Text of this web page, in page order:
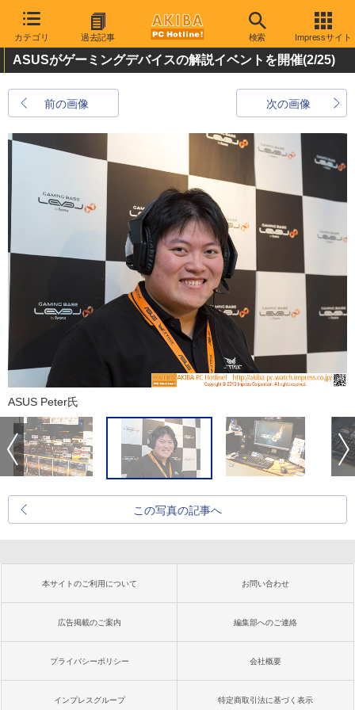
カテゴリ 過去記事 検索 Impressサイト
ASUSがゲーミングデバイスの解説イベントを開催(2/25)
前の画像 次の画像
ASUS Peter氏
この写真の記事へ
本サイトのご利用について お問い合わせ
広告掲載のご案内 編集部へのご連絡
プライバシーポリシー 会社概要
インプレスグループ 特定商取引法に基づく表示